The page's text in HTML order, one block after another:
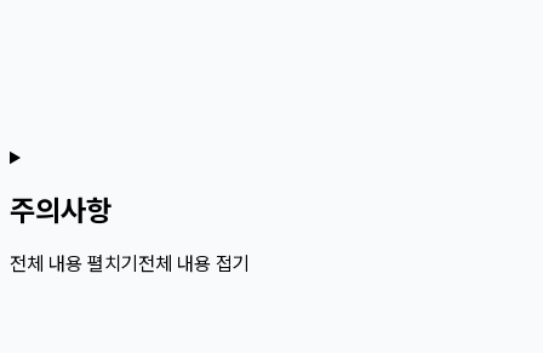
주의사항
전체 내용 펼치기전체 내용 접기